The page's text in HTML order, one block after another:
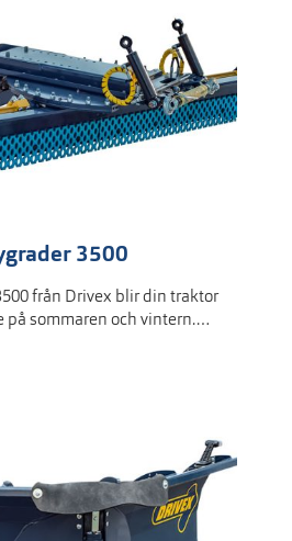
3500
från Drivex blir din traktor
på sommaren och vintern.…